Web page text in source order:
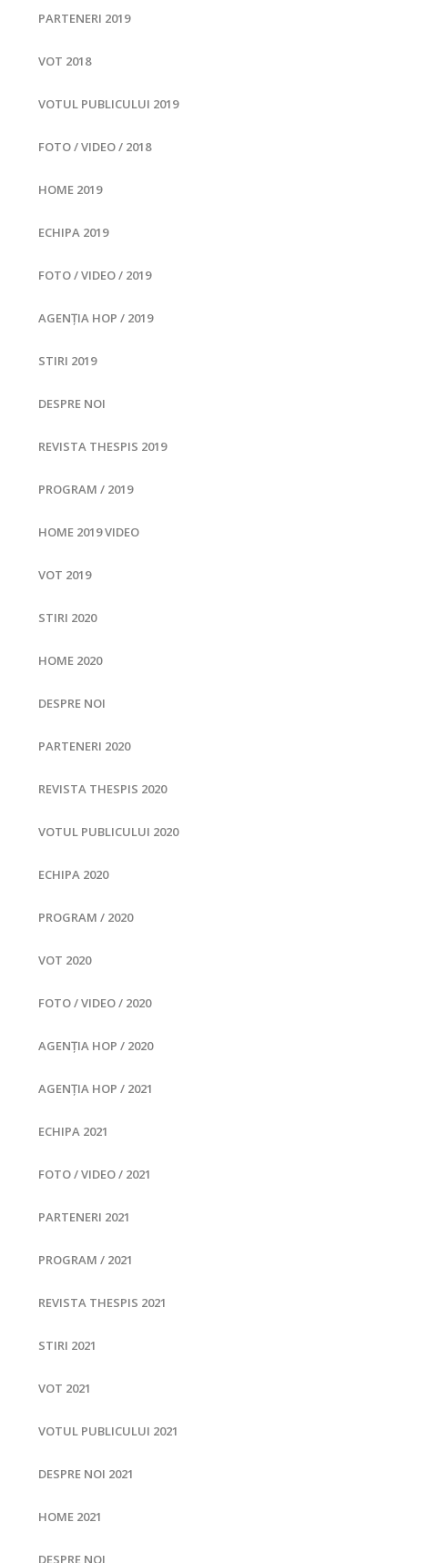
PARTENERI 2019
VOT 2018
VOTUL PUBLICULUI 2019
FOTO / VIDEO / 2018
HOME 2019
ECHIPA 2019
FOTO / VIDEO / 2019
AGENȚIA HOP / 2019
STIRI 2019
DESPRE NOI
REVISTA THESPIS 2019
PROGRAM / 2019
HOME 2019 VIDEO
VOT 2019
STIRI 2020
HOME 2020
DESPRE NOI
PARTENERI 2020
REVISTA THESPIS 2020
VOTUL PUBLICULUI 2020
ECHIPA 2020
PROGRAM / 2020
VOT 2020
FOTO / VIDEO / 2020
AGENȚIA HOP / 2020
AGENȚIA HOP / 2021
ECHIPA 2021
FOTO / VIDEO / 2021
PARTENERI 2021
PROGRAM / 2021
REVISTA THESPIS 2021
STIRI 2021
VOT 2021
VOTUL PUBLICULUI 2021
DESPRE NOI 2021
HOME 2021